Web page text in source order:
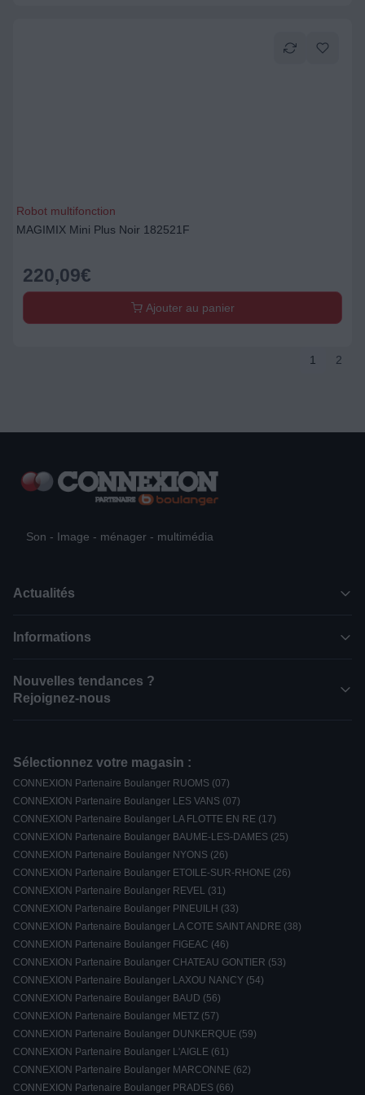
Robot multifonction
MAGIMIX Mini Plus Noir 182521F
220,09€
Ajouter au panier
1 2
Son - Image - ménager - multimédia
Actualités
Informations
Nouvelles tendances ?
Rejoignez-nous
Sélectionnez votre magasin :
CONNEXION Partenaire Boulanger RUOMS (07)
CONNEXION Partenaire Boulanger LES VANS (07)
CONNEXION Partenaire Boulanger LA FLOTTE EN RE (17)
CONNEXION Partenaire Boulanger BAUME-LES-DAMES (25)
CONNEXION Partenaire Boulanger NYONS (26)
CONNEXION Partenaire Boulanger ETOILE-SUR-RHONE (26)
CONNEXION Partenaire Boulanger REVEL (31)
CONNEXION Partenaire Boulanger PINEUILH (33)
CONNEXION Partenaire Boulanger LA COTE SAINT ANDRE (38)
CONNEXION Partenaire Boulanger FIGEAC (46)
CONNEXION Partenaire Boulanger CHATEAU GONTIER (53)
CONNEXION Partenaire Boulanger LAXOU NANCY (54)
CONNEXION Partenaire Boulanger BAUD (56)
CONNEXION Partenaire Boulanger METZ (57)
CONNEXION Partenaire Boulanger DUNKERQUE (59)
CONNEXION Partenaire Boulanger L'AIGLE (61)
CONNEXION Partenaire Boulanger MARCONNE (62)
CONNEXION Partenaire Boulanger PRADES (66)